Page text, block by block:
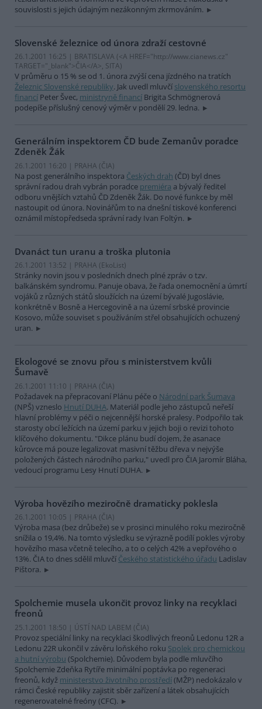
souvislosti s jejich údajným nezákonným zkrmováním.
Slovenské železnice od února zdraží cestovné
26.1.2001 16:25 | BRATISLAVA (<A HREF="http://www.cianews.cz"
TARGET="_blank">ČIA</A>, SITA)
V průměru o 15 % se od 1. února zvýší cena jízdného na tratích
Železnic Slovenské republiky. Jak uvedl mluvčí slovenského resortu
financí Peter Švec, ministryně financí Brigita Schmögnerová
podepíše příslušný cenový výměr v pondělí 29. ledna.
Generálním inspektorem ČD bude Zemanův poradce
Zdeněk Žák
26.1.2001 16:20 | PRAHA (ČIA)
Na post generálního inspektora Českých drah (ČD) byl dnes
správní radou drah vybrán poradce premiéra a bývalý ředitel
odboru vnějších vztahů ČD Zdeněk Žák. Do nové funkce by měl
nastoupit od února. Novinářům to na dnešní tiskové konferenci
oznámil místopředseda správní rady Ivan Foltýn.
Dvanáct tun uranu a troška plutonia
26.1.2001 13:52 | PRAHA (EkoList)
Stránky novin jsou v posledních dnech plné zpráv o tzv.
balkánském syndromu. Panuje obava, že řada onemocnění a úmrtí
vojáků z různých států sloužících na území bývalé Jugoslávie,
konkrétně v Bosně a Hercegovině a na území srbské provincie
Kosovo, může souviset s používáním střel obsahujících ochuzený
uran.
Ekologové se znovu přou s ministerstvem kvůli
Šumavě
26.1.2001 11:10 | PRAHA (ČIA)
Požadavek na přepracovaní Plánu péče o Národní park Šumava
(NPŠ) vzneslo Hnutí DUHA. Materiál podle jeho zástupců neřeší
hlavní problémy v péči o nejcennější horské pralesy. Podpořilo tak
starosty obcí ležících na území parku v jejich boji o revizi tohoto
klíčového dokumentu. "Dikce plánu budí dojem, že asanace
kůrovce má pouze legalizovat masivní těžbu dřeva v nejvýše
položených částech národního parku," uvedl pro ČIA Jaromír Bláha,
vedoucí programu Lesy Hnutí DUHA.
Výroba hovězího meziročně dramaticky poklesla
26.1.2001 10:05 | PRAHA (ČIA)
Výroba masa (bez drůbeže) se v prosinci minulého roku meziročně
snížila o 19,4%. Na tomto výsledku se výrazně podílí pokles výroby
hovězího masa včetně telecího, a to o celých 42% a vepřového o
13%. ČIA to dnes sdělil mluvčí Českého statistického úřadu Ladislav
Pištora.
Spolchemie musela ukončit provoz linky na recyklaci
freonů
25.1.2001 18:50 | ÚSTÍ NAD LABEM (ČIA)
Provoz speciální linky na recyklaci škodlivých freonů Ledonu 12R a
Ledonu 22R ukončil v závěru loňského roku Spolek pro chemickou
a hutní výrobu (Spolchemie). Důvodem byla podle mluvčího
Spolchemie Zdeňka Rytíře minimální poptávka po regeneraci
freonů, když ministerstvo životního prostředí(MŽP) nedokázalo v
rámci České republiky zajistit sběr zařízení a látek obsahujících
regenerovatelné freóny (CFC).